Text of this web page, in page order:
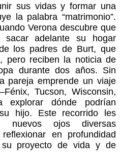
sus vidas y formar una
la palabra “matrimonio”.
Verona descubre que
sacar adelante su hogar
los padres de Burt, que
pero reciben la noticia de
durante dos años. Sin
pareja emprende un viaje
Tucson, Wisconsin,
explorar dónde podrían
hijo. Este recorrido les
nuevos ojos diversas
en profundidad
proyecto de vida y de